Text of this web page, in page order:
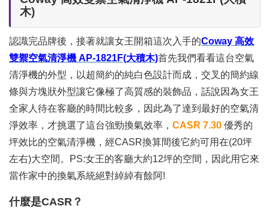
木)
認識完品牌後，接著就讓女王開箱這次入手的Coway 高效
雙禦空氣清淨機 AP-1821F(大積木)首先我們看看這台空氣
清淨機的外型，以超簡約的純白色設計而成，交叉的簡約線
條與方塊狀外型讓它像極了高質感的裝飾品，話說因為女王
全家人待在客廳的時間比較多，因此為了達到最好的空氣清
淨效率，才挑選了這台強勁換氣效率， CASR 7.30 優秀的
坪效比的空氣清淨機，經CASR換算間後它約可用在(20坪
左右)大空間。PS:女王的客廳大約12坪的空間，因此用它來
當作家中的換氣系統絕對綽綽有餘阿!
什麼是CASR？